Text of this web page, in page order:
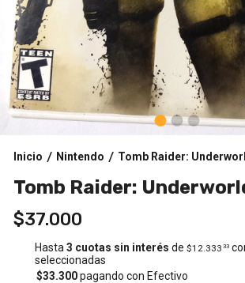
Inicio / Nintendo / Tomb Raider:
Tomb Raider:
$37.000
Hasta3 cuotas sin interés de$12.333 33
seleccionadas
$33.300pagando con Efectivo